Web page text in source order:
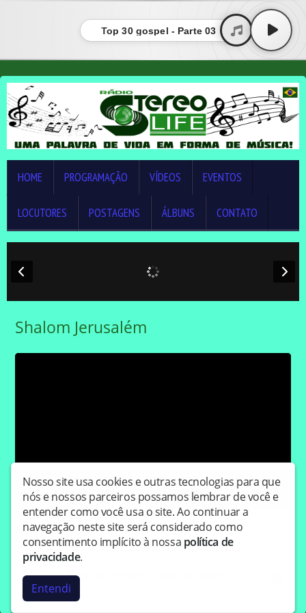
Top 30 gospel - Parte 03
HOME PROGRAMAÇÃO VÍDEOS EVENTOS
LOCUTORES POSTAGENS ÁLBUNS CONTATO
Shalom Jerusalém
Compartilhe:
Copyright © Radiostereolife - Todos os direitos
reservados.
Nosso site usa cookies e outras tecnologias para que
nós e nossos parceiros possamos lembrar de você e
entender como você usa o site. Ao continuar a
navegação neste site será considerado como
consentimento implícito à nossa política de
privacidade.
Entendi